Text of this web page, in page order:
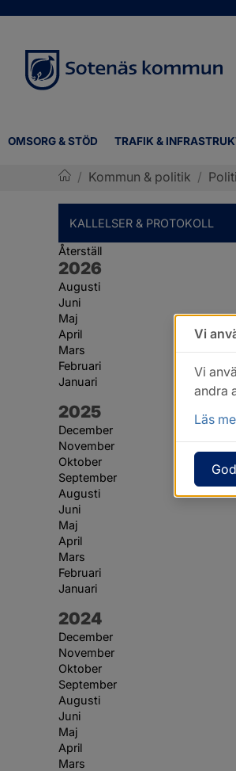
OMSORG & STÖD TRAFIK &
/ Kommun & politik /
KALLELSER & PROTOKOLL
Återställ
År:
2026
Augusti
Juni
Maj
April
Mars
Februari
Januari
År:
2025
December
November
Oktober
September
Augusti
Juni
Maj
April
Mars
Februari
Januari
År:
2024
December
November
Oktober
September
Augusti
Juni
Maj
April
Mars
Vi
Vi
andra
Läs